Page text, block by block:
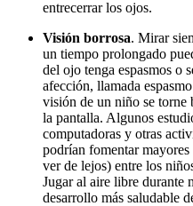
entrecerrar los ojos.
Visión borrosa. Mirar
un tiempo prolongado
del ojo tenga espasmos o
afección, llamada
visión de un niño se torne
la pantalla. Algunos
computadoras y otras
podrían fomentar
ver de lejos) entre los
Jugar al aire libre durante
desarrollo más saludable